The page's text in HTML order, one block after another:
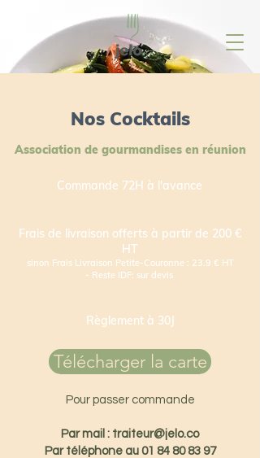
Nos Cocktails
Association de gourmandises en réunion
Commande 72H à l'avance
Frais de livraison offerts à partir de 200 €
HT
sinon Frais Livraison Petite-Couronne : 23.9 € HT
- Reste IDF: sur devis
Règlement à 30J
Télécharger la carte
Pour passer commande
Par mail : traiteur@jelo.co
Par téléphone au 01 84 80 83 97